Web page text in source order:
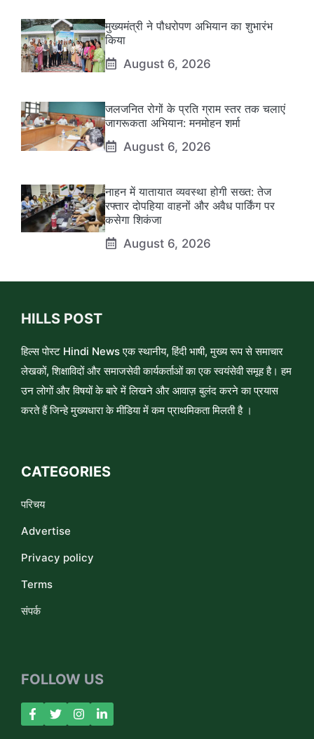
मुख्यमंत्री ने पौधरोपण अभियान का शुभारंभ
किया
August 6, 2026
जलजनित रोगों के प्रति ग्राम स्तर तक चलाएं
जागरूकता अभियान: मनमोहन शर्मा
August 6, 2026
नाहन में यातायात व्यवस्था होगी सख्त: तेज
रफ्तार दोपहिया वाहनों और अवैध पार्किंग पर
कसेगा शिकंजा
August 6, 2026
HILLS POST
हिल्स पोस्ट Hindi News एक स्थानीय, हिंदी भाषी, मुख्य रूप से समाचार
लेखकों, शिक्षाविदों और समाजसेवी कार्यकर्ताओं का एक स्वयंसेवी समूह है। हम
उन लोगों और विषयों के बारे में लिखने और आवाज़ बुलंद करने का प्रयास
करते हैं जिन्हे मुख्यधारा के मीडिया में कम प्राथमिकता मिलती है ।
CATEGORIES
परिचय
Advertise
Privacy policy
Terms
संपर्क
FOLLOW US